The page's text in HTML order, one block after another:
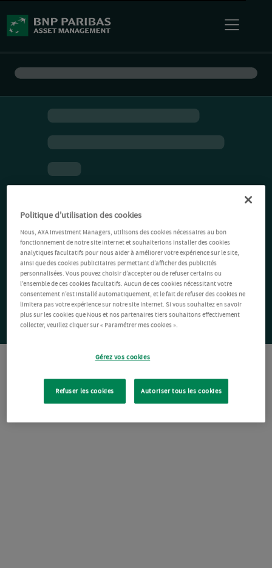
Politique d'utilisation des cookies
Nous, AXA Investment Managers, utilisons des cookies nécessaires au bon
fonctionnement de notre site Internet et souhaiterions installer des cookies
analytiques facultatifs pour nous aider à améliorer votre expérience sur le site,
ainsi que des cookies publicitaires permettant d’afficher des publicités
personnalisées. Vous pouvez choisir d’accepter ou de refuser certains ou
l’ensemble de ces cookies facultatifs. Aucun de ces cookies nécessitant votre
consentement n’est installé automatiquement, et le fait de refuser des cookies ne
limitera pas votre expérience sur notre site Internet. Si vous souhaitez en savoir
plus sur les cookies que Nous et nos partenaires tiers souhaitons effectivement
collecter, veuillez cliquer sur « Paramétrer mes cookies ».
Gérez vos cookies
Refuser les cookies Autoriser tous les cookies